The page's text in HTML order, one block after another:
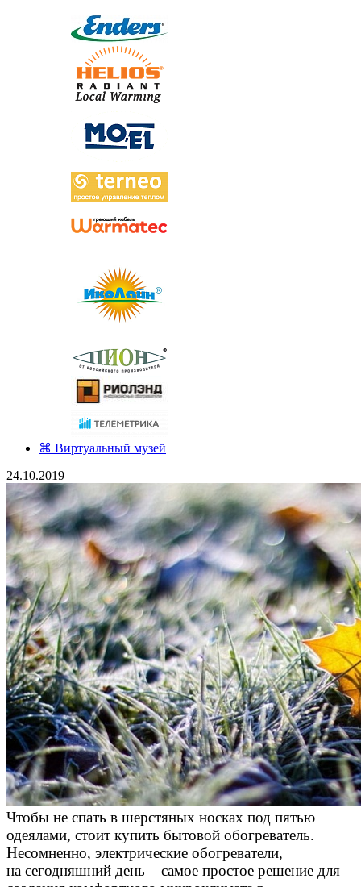
⌘ Виртуальный музей
24.10.2019
Чтобы не спать в шерстяных носках под пятью
одеялами, стоит купить бытовой обогреватель.
Несомненно, электрические обогреватели,
на сегодняшний день – самое простое решение для